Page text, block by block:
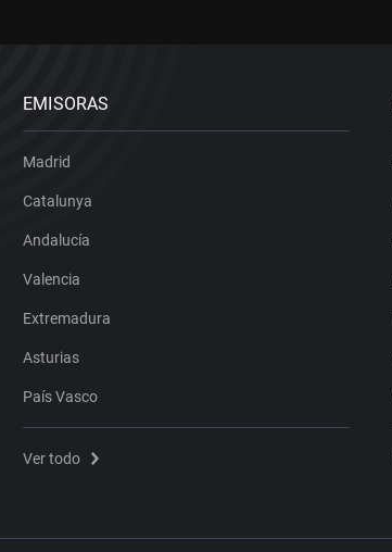
EMISORAS
Madrid
Catalunya
Andalucía
Valencia
Extremadura
Asturias
País Vasco
Ver todo